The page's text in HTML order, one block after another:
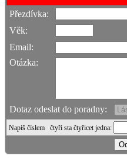
Přezdívka:
Věk:
Email:
Otázka:
Dotaz odeslat do poradny:
Napiš číslem čtyři sta čtyřicet jedna: